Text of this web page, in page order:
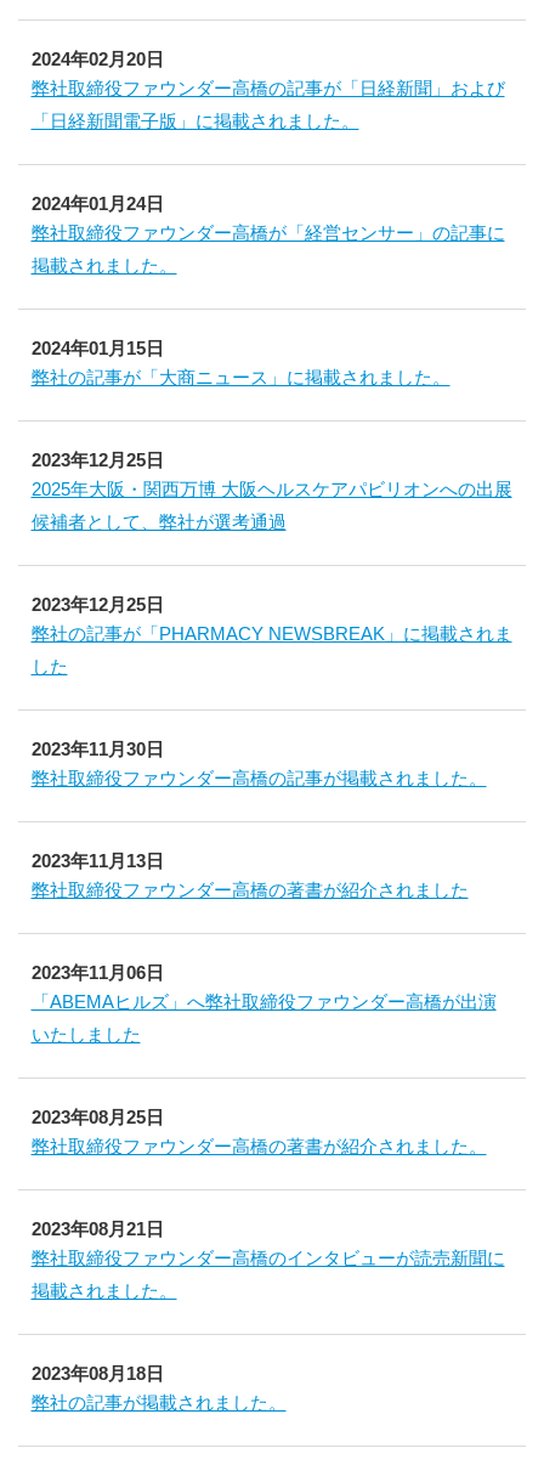
2024年02月20日
弊社取締役ファウンダー高橋の記事が「日経新聞」および
「日経新聞電子版」に掲載されました。
2024年01月24日
弊社取締役ファウンダー高橋が「経営センサー」の記事に
掲載されました。
2024年01月15日
弊社の記事が「大商ニュース」に掲載されました。
2023年12月25日
2025年大阪・関西万博 大阪ヘルスケアパビリオンへの出展
候補者として、弊社が選考通過
2023年12月25日
弊社の記事が「PHARMACY NEWSBREAK」に掲載されま
した
2023年11月30日
弊社取締役ファウンダー高橋の記事が掲載されました。
2023年11月13日
弊社取締役ファウンダー高橋の著書が紹介されました
2023年11月06日
「ABEMAヒルズ」へ弊社取締役ファウンダー高橋が出演
いたしました
2023年08月25日
弊社取締役ファウンダー高橋の著書が紹介されました。
2023年08月21日
弊社取締役ファウンダー高橋のインタビューが読売新聞に
掲載されました。
2023年08月18日
弊社の記事が掲載されました。